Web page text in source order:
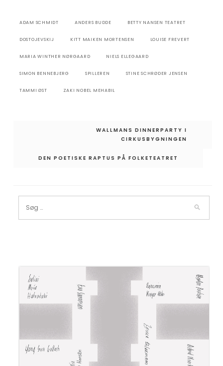
ADAM SCHMIDT ANDERS BUDDE BETTY NANSEN TEATRET
DOSTOJEVSKIJ KITT MAIKEN MORTENSEN LOUISE FREVERT
MARIA WINTHER NØRGAARD NIELS ELLEGAARD
SIMON BENNEBJERG SPILLEREN STINE SCHRØDER JENSEN
TAMMI ØST ZAKI NOBEL MEHABIL
IndlægsnavigationWALLMANS DINNERPARTY I
CIRKUSBYGNINGEN
DEN POETISKE RAPTUS PÅ FOLKETEATRET